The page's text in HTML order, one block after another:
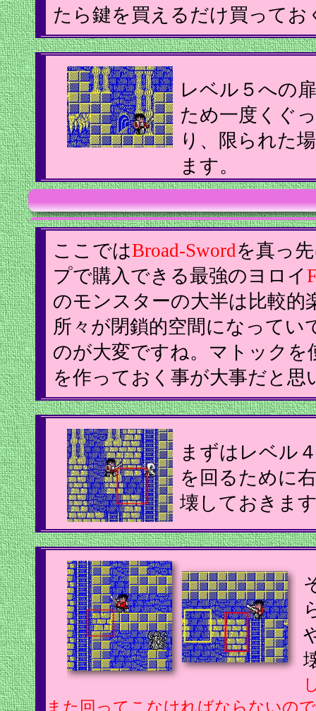
たら鍵を買えるだけ買ってお
レベル５への
ため一度くぐ
り、限られた
ます。
ここではBroad-Swordを真っ
プで購入できる最強のヨロイ
のモンスターの大半は比較的
所々が閉鎖的空間になって
のが大変ですね。マトック
を作っておく事が大事だと思
まずはレベル
を回るために
壊しておきま
また回ってこなければならないの